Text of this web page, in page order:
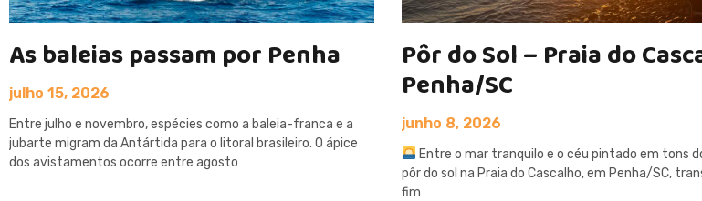
As baleias passam por Penha
julho 15, 2026
Entre julho e novembro, espécies como a baleia-franca e a
jubarte migram da Antártida para o litoral brasileiro. O ápice
dos avistamentos ocorre entre agosto
Pôr do Sol – Praia do
Penha/SC
junho 8, 2026
Entre o mar tranquilo e o céu pintado em tons
pôr do sol na Praia do Cascalho, em Penha/SC,
fim